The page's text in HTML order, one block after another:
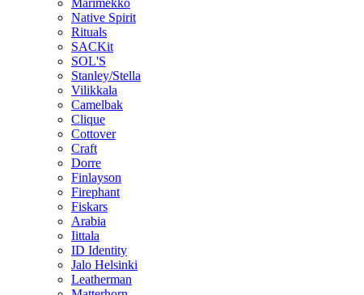
Marimekko
Native Spirit
Rituals
SACKit
SOL'S
Stanley/Stella
Vilikkala
Camelbak
Clique
Cottover
Craft
Dorre
Finlayson
Firephant
Fiskars
Arabia
Iittala
ID Identity
Jalo Helsinki
Leatherman